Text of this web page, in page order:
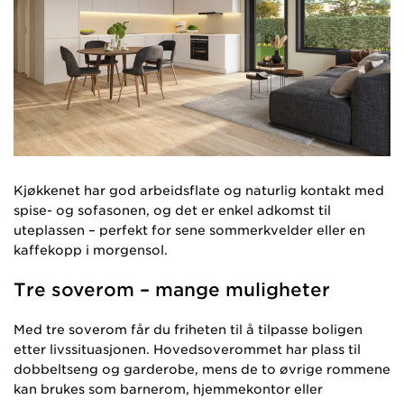
Kjøkkenet har god arbeidsflate og naturlig kontakt med
spise- og sofasonen, og det er enkel adkomst til
uteplassen – perfekt for sene sommerkvelder eller en
kaffekopp i morgensol.
Tre soverom – mange muligheter
Med tre soverom får du friheten til å tilpasse boligen
etter livssituasjonen. Hovedsoverommet har plass til
dobbeltseng og garderobe, mens de to øvrige rommene
kan brukes som barnerom, hjemmekontor eller